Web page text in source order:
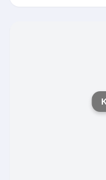
dem neuesten
Umfassende
Der